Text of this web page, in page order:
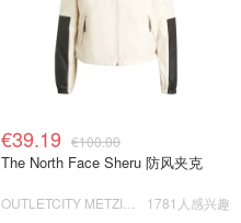
€39.19 €100.00
The North Face Sheru 防风夹克
1781人感兴趣